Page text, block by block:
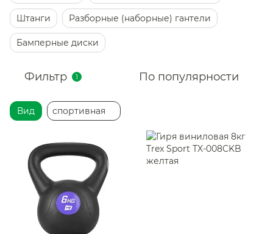
Штанги Разборные (наборные) гантели
Бамперные диски
Фильтр 1 По популярности
Вид спортивная